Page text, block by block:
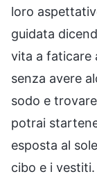
loro
guidata
vita a faticare
senza avere
sodo e
potrai
esposta al
cibo e i